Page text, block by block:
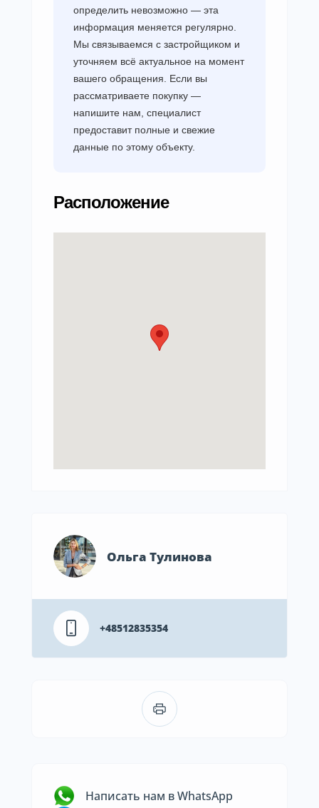
определить невозможно — эта
информация меняется регулярно.
Мы связываемся с застройщиком и
уточняем всё актуальное на момент
вашего обращения. Если вы
рассматриваете покупку —
напишите нам, специалист
предоставит полные и свежие
данные по этому объекту.
Расположение
Ольга Тулинова
+48512835354
Написать нам в WhatsApp